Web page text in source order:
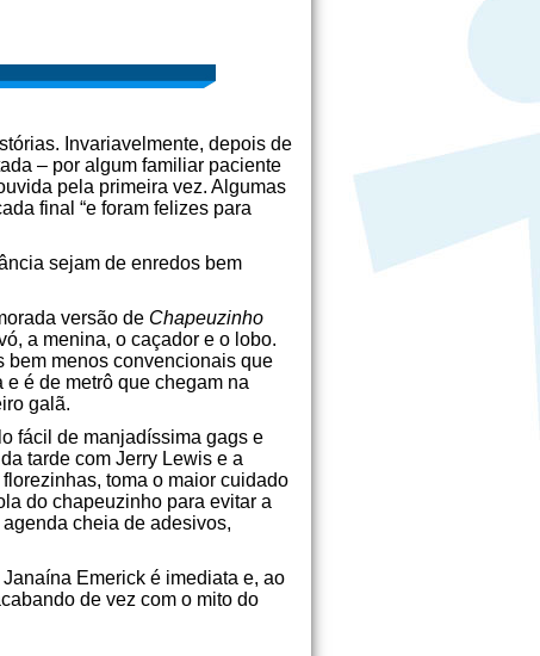
Invariavelmente, depois de
– por algum familiar paciente
pela primeira vez. Algumas
final “e foram felizes para
sejam de enredos bem
versão de Chapeuzinho
a menina, o caçador e o lobo.
bem menos convencionais que
é de metrô que chegam na
galã.
fácil de manjadíssima gags e
tarde com Jerry Lewis e a
toma o maior cuidado
do chapeuzinho para evitar a
cheia de adesivos,
Emerick é imediata e, ao
de vez com o mito do